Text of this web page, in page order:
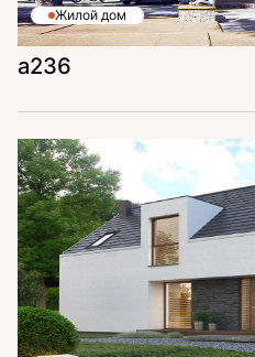
Жилой дом
a236